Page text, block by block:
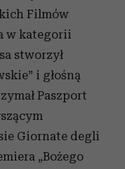
Filmów
w kategorii
stworzył
i głośną
Paszport
Giornate degli
„Bożego